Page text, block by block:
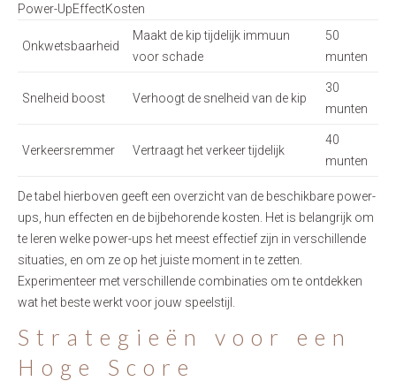
Power-UpEffectKosten
Onkwetsbaarheid
Maakt de kip tijdelijk immuun
voor schade
50
munten
Snelheid boost Verhoogt de snelheid van de kip
30
munten
Verkeersremmer Vertraagt het verkeer tijdelijk
40
munten
De tabel hierboven geeft een overzicht van de beschikbare power-
ups, hun effecten en de bijbehorende kosten. Het is belangrijk om
te leren welke power-ups het meest effectief zijn in verschillende
situaties, en om ze op het juiste moment in te zetten.
Experimenteer met verschillende combinaties om te ontdekken
wat het beste werkt voor jouw speelstijl.
Strategieën voor een
Hoge Score